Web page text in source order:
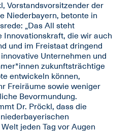
Vorstandsvorsitzender der
Niederbayern, betonte in
„Das All steht
Innovationskraft, die wir auch
und im Freistaat dringend
Unternehmen und
zukunftsträchtige
entwickeln können,
Freiräume sowie weniger
Bevormundung.
Dr. Pröckl, dass die
jeden Tag vor Augen